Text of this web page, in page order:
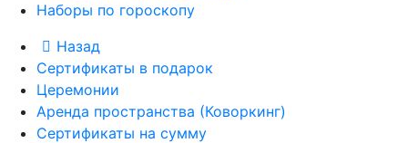
Наборы по гороскопу
Назад
Сертификаты в подарок
Церемонии
Аренда пространства (Коворкинг)
Сертификаты на сумму